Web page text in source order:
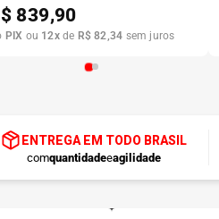
839,90
PIX ou 12xde R$ 82,34 sem juros
ENTREGA EM TODO BRASIL
comquantidadeeagilidade